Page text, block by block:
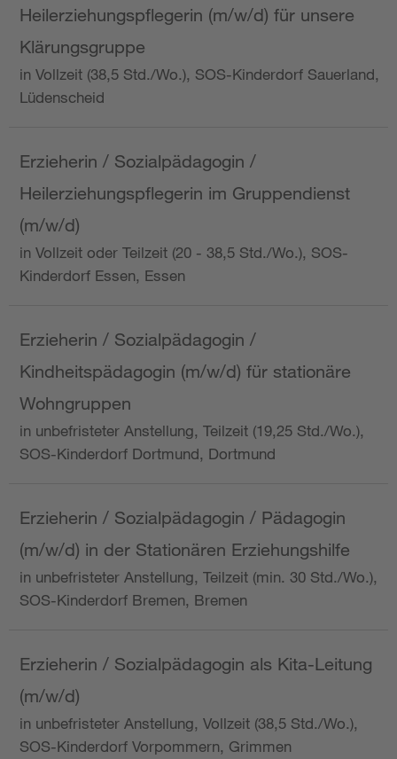
Heilerziehungspflegerin (m/w/d) für unsere
Klärungsgruppe
in Vollzeit (38,5 Std./Wo.), SOS-Kinderdorf Sauerland,
Lüdenscheid
Erzieherin / Sozialpädagogin /
Heilerziehungspflegerin im Gruppendienst
(m/w/d)
in Vollzeit oder Teilzeit (20 - 38,5 Std./Wo.), SOS-
Kinderdorf Essen, Essen
Erzieherin / Sozialpädagogin /
Kindheitspädagogin (m/w/d) für stationäre
Wohngruppen
in unbefristeter Anstellung, Teilzeit (19,25 Std./Wo.),
SOS-Kinderdorf Dortmund, Dortmund
Erzieherin / Sozialpädagogin / Pädagogin
(m/w/d) in der Stationären Erziehungshilfe
in unbefristeter Anstellung, Teilzeit (min. 30 Std./Wo.),
SOS-Kinderdorf Bremen, Bremen
Erzieherin / Sozialpädagogin als Kita-Leitung
(m/w/d)
in unbefristeter Anstellung, Vollzeit (38,5 Std./Wo.),
SOS-Kinderdorf Vorpommern, Grimmen